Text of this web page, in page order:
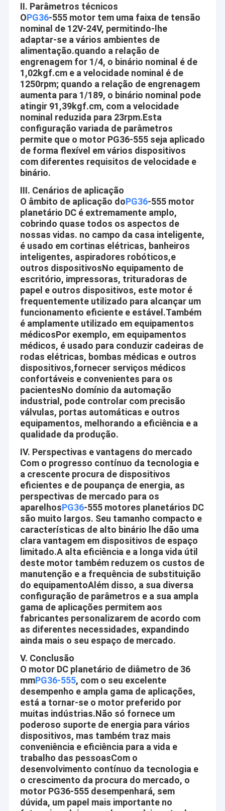
Casa
Produtos
Sobre nós
Excursão da fábrica
Controle da qualidade
Contacte-nos
Notícia
Casos
Motor de engrenagem micro DC de 12 mm
16 mm-20 mm Mini DC Gear Motors
motor da engrenagem da C.C. de 25mm
Motores de engrenagem de corrente contínua de 37 mm
II. Parâmetros técnicos
OPG36-555 motor tem uma faixa de tensão
nominal de 12V-24V, permitindo-lhe
adaptar-se a vários ambientes de
alimentação.quando a relação de
engrenagem for 1/4, o binário nominal é de
1,02kgf.cm e a velocidade nominal é de
1250rpm; quando a relação de engrenagem
aumenta para 1/189, o binário nominal pode
atingir 91,39kgf.cm, com a velocidade
nominal reduzida para 23rpm.Esta
configuração variada de parâmetros
permite que o motor PG36-555 seja aplicado
de forma flexível em vários dispositivos
com diferentes requisitos de velocidade e
binário.
III. Cenários de aplicação
O âmbito de aplicação doPG36-555 motor
planetário DC é extremamente amplo,
cobrindo quase todos os aspectos de
nossas vidas. no campo da casa inteligente,
é usado em cortinas elétricas, banheiros
inteligentes, aspiradores robóticos,e
outros dispositivosNo equipamento de
escritório, impressoras, trituradoras de
papel e outros dispositivos, este motor é
frequentemente utilizado para alcançar um
funcionamento eficiente e estável.Também
é amplamente utilizado em equipamentos
médicosPor exemplo, em equipamentos
médicos, é usado para conduzir cadeiras de
rodas elétricas, bombas médicas e outros
dispositivos,fornecer serviços médicos
confortáveis e convenientes para os
pacientesNo domínio da automação
industrial, pode controlar com precisão
válvulas, portas automáticas e outros
equipamentos, melhorando a eficiência e a
qualidade da produção.
IV. Perspectivas e vantagens do mercado
Com o progresso contínuo da tecnologia e
a crescente procura de dispositivos
eficientes e de poupança de energia, as
perspectivas de mercado para os
aparelhosPG36-555 motores planetários DC
são muito largos. Seu tamanho compacto e
características de alto binário lhe dão uma
clara vantagem em dispositivos de espaço
limitado.A alta eficiência e a longa vida útil
deste motor também reduzem os custos de
manutenção e a frequência de substituição
do equipamentoAlém disso, a sua diversa
configuração de parâmetros e a sua ampla
gama de aplicações permitem aos
fabricantes personalizarem de acordo com
as diferentes necessidades, expandindo
ainda mais o seu espaço de mercado.
V. Conclusão
O motor DC planetário de diâmetro de 36
mmPG36-555, com o seu excelente
desempenho e ampla gama de aplicações,
está a tornar-se o motor preferido por
muitas indústrias.Não só fornece um
poderoso suporte de energia para vários
dispositivos, mas também traz mais
conveniência e eficiência para a vida e
trabalho das pessoasCom o
desenvolvimento contínuo da tecnologia e
o crescimento da procura do mercado, o
motor PG36-555 desempenhará, sem
dúvida, um papel mais importante no
O motor Co. de Shenzhen Jinshunlaite, Ltd. é um fabricante do
motor da engrenagem da C.C., do motor do bldc, do motor da
engrenagem de sem-fim, do micro motor, do motor etc. do
pwm, Aslong é nosso tipo. com facilidades de teste bem-
equipadas e força técnica forte. Com uma vasta gama, uma
boa qualidade, uns preços razoáveis e uns projetos à moda,
nossos produtos são usados extensivamente em muitas
indústrias. Nossos produtos extensamente são reconhecidos e
confiados por usuários e podem encontrar continuamente a
mudança de necessidades econômicas e sociais. Nós damos
boas-vindas clientes novos e idosos de todas as classes
sociais para contactar-nos para os relacionamentos
comerciais futuros e o sucesso mútuo!
Visão da empresa
Desde a ciência e a tecnologia está tornando-se gradualmente,
cada vez mais automatizações estão entrando a vida, o
trabalho e os ambientes do pessoa ao redor, como o agregado
familiar, o escritório, a beleza e os cuidados médicos,
segurança segura do anúncio, tráfegos e comunicações, curso
e hotéis, equipamentos e ferramentas, Automotives, etc.
Aslong é contratado em fazer a vida do pessoa mais
conveniente, confortável e segura! Construa cada motor com
coração!